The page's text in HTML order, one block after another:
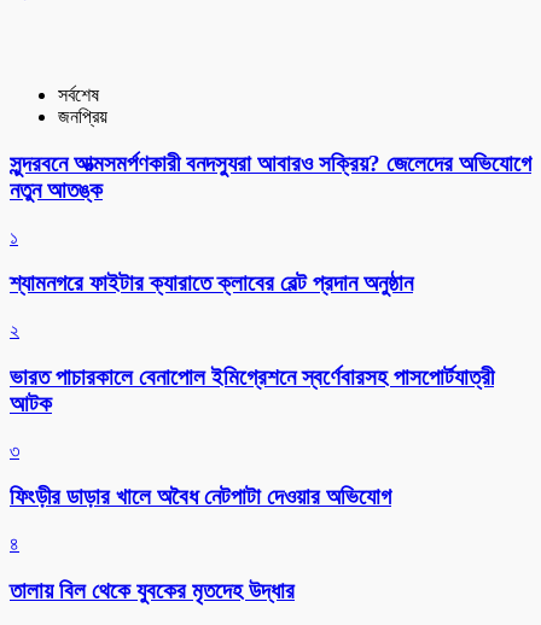
সর্বশেষ
জনপ্রিয়
সুন্দরবনে আত্মসমর্পণকারী বনদস্যুরা আবারও সক্রিয়? জেলেদের অভিযোগে
নতুন আতঙ্ক
১
শ্যামনগরে ফাইটার ক্যারাতে ক্লাবের বেল্ট প্রদান অনুষ্ঠান
২
ভারত পাচারকালে বেনাপোল ইমিগ্রেশনে স্বর্ণেবারসহ পাসপোর্টযাত্রী
আটক
৩
ফিংড়ীর ডাড়ার খালে অবৈধ নেটপাটা দেওয়ার অভিযোগ
৪
তালায় বিল থেকে যুবকের মৃতদেহ উদ্ধার